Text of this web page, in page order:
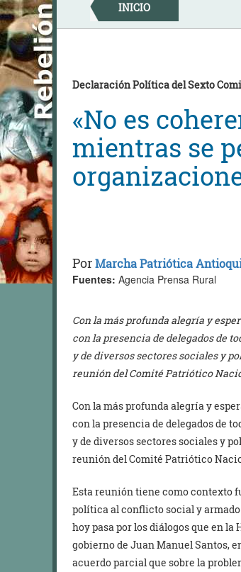
Skip
to
content
INICIO
Declaración Política del Sexto
«No es
mientras se
PorMarcha Patriótica
Fuentes: Agencia Prensa Rural
Con la más profunda alegría y
con la presencia de delegados de
y de diversos sectores sociales y
reunión del Comité Patriótico
Con la más profunda alegría y
con la presencia de delegados de
y de diversos sectores sociales y
reunión del Comité Patriótico
Esta reunión tiene como contexto
política al conflicto social y
hoy pasa por los diálogos que en la
gobierno de Juan Manuel Santos,
acuerdo parcial que sobre la